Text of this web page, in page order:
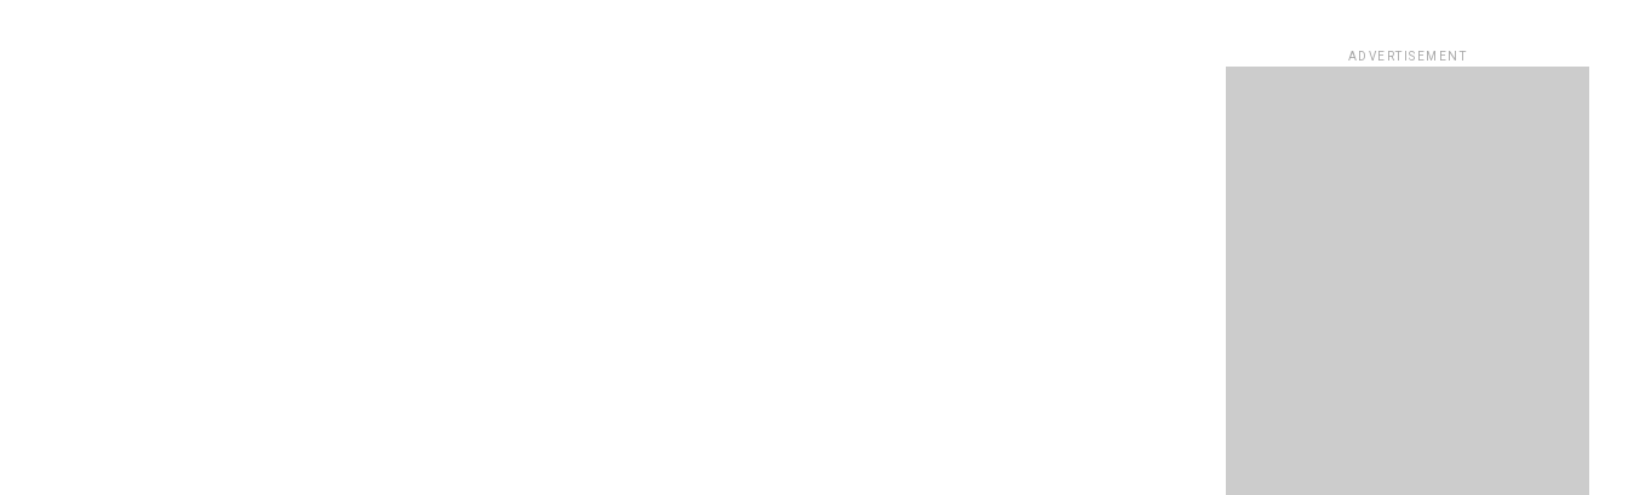
ADVERTISEMENT